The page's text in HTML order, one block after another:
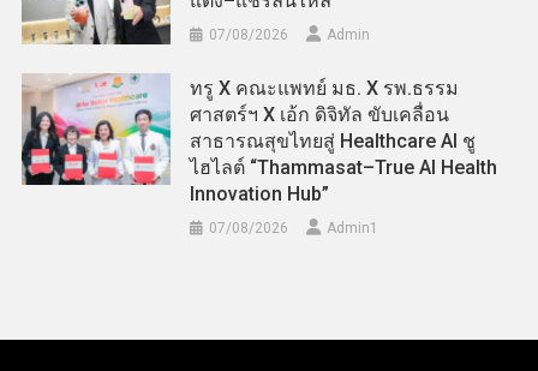
07/08/2026 Admin
ทรู X คณะแพทย์ มธ. X รพ.ธรรม
ศาสตร์ฯ X เอ้ก ดิจิทัล ขับเคลื่อน
สาธารณสุขไทยสู่ Healthcare AI ชู
ไฮไลต์ “Thammasat–True AI Health
Innovation Hub”
07/08/2026 Admin​1